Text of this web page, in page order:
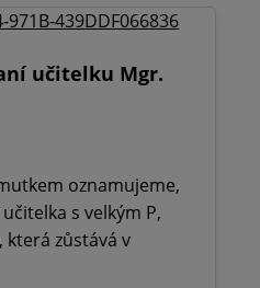
učitelku Mgr.
oznamujeme,
s velkým P,
která zůstává v